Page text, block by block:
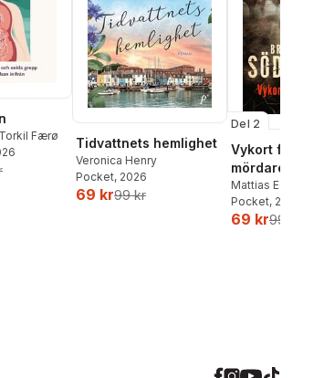
Torkil Færø
Tidvattnets hemlighet
Veronica Henry
Pocket, 2026
69 kr99 kr
Del 2
Vykort från en
mördare
Mattias
Pocket, 2026
69 kr99 kr